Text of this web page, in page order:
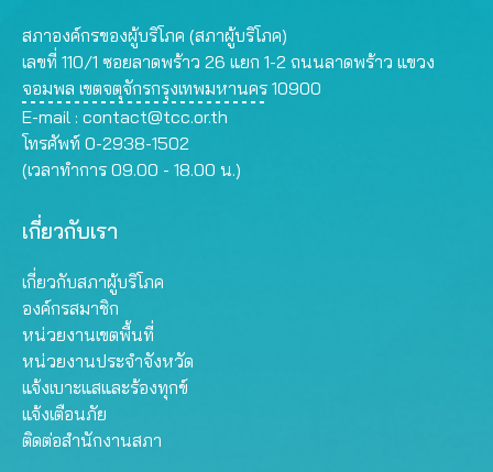
สภาองค์กรของผู้บริโภค (สภาผู้บริโภค)
เลขที่ 110/1 ซอยลาดพร้าว 26 แยก 1-2 ถนนลาดพร้าว แขวง
จอมพล เขตจตุจักรกรุงเทพมหานคร 10900
E-mail : contact@tcc.or.th
โทรศัพท์ 0-2938-1502
(เวลาทำการ 09.00 - 18.00 น.)
เกี่ยวกับเรา
เกี่ยวกับสภาผู้บริโภค
องค์กรสมาชิก
หน่วยงานเขตพื้นที่
หน่วยงานประจำจังหวัด
แจ้งเบาะแสและร้องทุกข์
แจ้งเตือนภัย
ติดต่อสำนักงานสภา